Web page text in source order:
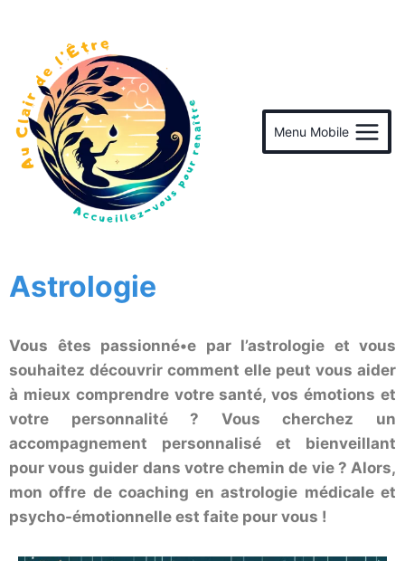
Menu Mobile
Astrologie
Vous êtes passionné•e par l’astrologie et vous
souhaitez découvrir comment elle peut vous aider
à mieux comprendre votre santé, vos émotions et
votre personnalité ? Vous cherchez un
accompagnement personnalisé et bienveillant
pour vous guider dans votre chemin de vie ? Alors,
mon offre de coaching en astrologie médicale et
psycho-émotionnelle est faite pour vous !